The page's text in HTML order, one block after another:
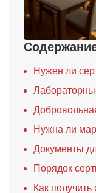
Нужен ли
Нужна ли
Документы
Порядок
Как